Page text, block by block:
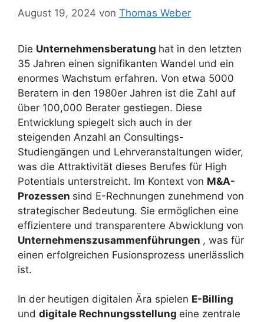
August 19, 2024 von Thomas Weber
Die Unternehmensberatung hat in den letzten
35 Jahren einen signifikanten Wandel und ein
enormes Wachstum erfahren. Von etwa 5000
Beratern in den 1980er Jahren ist die Zahl auf
über 100,000 Berater gestiegen. Diese
Entwicklung spiegelt sich auch in der
steigenden Anzahl an Consultings-
Studiengängen und Lehrveranstaltungen wider,
was die Attraktivität dieses Berufes für High
Potentials unterstreicht. Im Kontext von M&A-
Prozessen sind E-Rechnungen zunehmend von
strategischer Bedeutung. Sie ermöglichen eine
effizientere und transparentere Abwicklung von
Unternehmenszusammenführungen , was für
einen erfolgreichen Fusionsprozess unerlässlich
ist.
In der heutigen digitalen Ära spielen E-Billing
und digitale Rechnungsstellung eine zentrale